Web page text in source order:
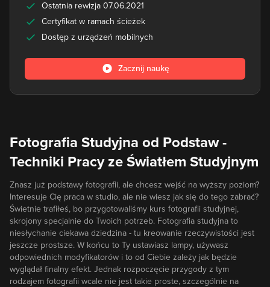
Fotografia Studyjna od Podstaw -
Techniki Pracy ze Światłem Studyjnym
Znasz już podstawy fotografii, ale chcesz wejść na wyższy poziom?
Interesuje Cię praca w studio, ale nie wiesz jak się do tego zabrać?
Świetnie trafiłeś, bo przygotowaliśmy kurs fotografii studyjnej,
skrojony specjalnie do Twoich potrzeb. Fotografia studyjna to
niesłychanie ciekawa dziedzina - tu kreowanie rzeczywistości jest
jeszcze prostsze. W końcu to Ty ustawiasz lampy, używasz
odpowiednich modyfikatorów i to od Ciebie zależy jak będzie
wyglądał finalny efekt. Jednak rozpoczęcie przygody z tym
rodzajem fotografii wcale nie jest takie proste, szczególnie na
Ostatnia rewizja 07.06.2021
Certyfikat w ramach ścieżek
Dostęp z urządzeń mobilnych
Zacznij naukę